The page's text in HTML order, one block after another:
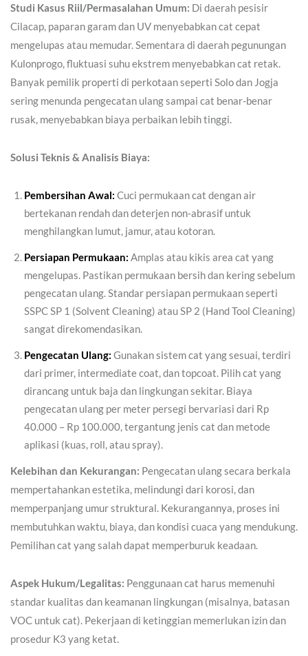
Studi Kasus Riil/Permasalahan Umum: Di daerah pesisir
Cilacap, paparan garam dan UV menyebabkan cat cepat
mengelupas atau memudar. Sementara di daerah pegunungan
Kulonprogo, fluktuasi suhu ekstrem menyebabkan cat retak.
Banyak pemilik properti di perkotaan seperti Solo dan Jogja
sering menunda pengecatan ulang sampai cat benar-benar
rusak, menyebabkan biaya perbaikan lebih tinggi.
Solusi Teknis & Analisis Biaya:
Pembersihan Awal: Cuci permukaan cat dengan air
bertekanan rendah dan deterjen non-abrasif untuk
menghilangkan lumut, jamur, atau kotoran.
Persiapan Permukaan: Amplas atau kikis area cat yang
mengelupas. Pastikan permukaan bersih dan kering sebelum
pengecatan ulang. Standar persiapan permukaan seperti
SSPC SP 1 (Solvent Cleaning) atau SP 2 (Hand Tool Cleaning)
sangat direkomendasikan.
Pengecatan Ulang: Gunakan sistem cat yang sesuai, terdiri
dari primer, intermediate coat, dan topcoat. Pilih cat yang
dirancang untuk baja dan lingkungan sekitar. Biaya
pengecatan ulang per meter persegi bervariasi dari Rp
40.000 – Rp 100.000, tergantung jenis cat dan metode
aplikasi (kuas, roll, atau spray).
Kelebihan dan Kekurangan: Pengecatan ulang secara berkala
mempertahankan estetika, melindungi dari korosi, dan
memperpanjang umur struktural. Kekurangannya, proses ini
membutuhkan waktu, biaya, dan kondisi cuaca yang mendukung.
Pemilihan cat yang salah dapat memperburuk keadaan.
Aspek Hukum/Legalitas: Penggunaan cat harus memenuhi
standar kualitas dan keamanan lingkungan (misalnya, batasan
VOC untuk cat). Pekerjaan di ketinggian memerlukan izin dan
prosedur K3 yang ketat.